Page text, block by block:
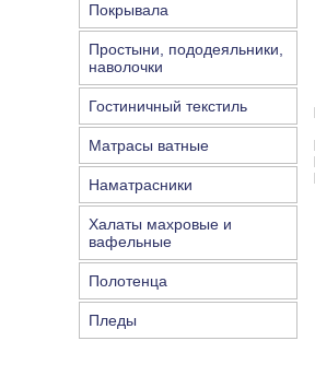
Покрывала
Простыни, пододеяльники,
наволочки
Гостиничный текстиль
Матрасы ватные
Наматрасники
Халаты махровые и
вафельные
Полотенца
Пледы